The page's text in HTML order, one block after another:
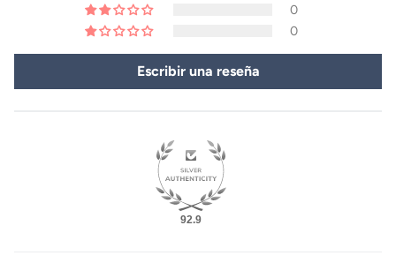
0
0
Escribir una reseña
92.9